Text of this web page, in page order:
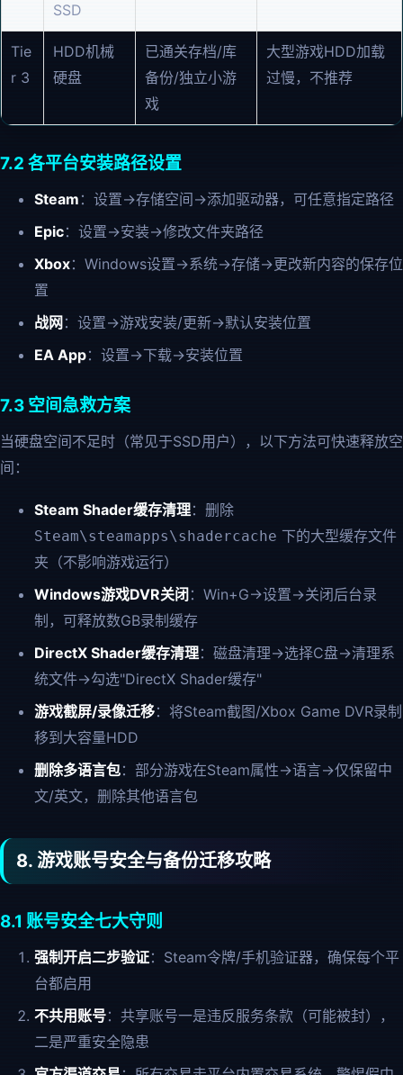
SSD
Tie
r 3
HDD机械
硬盘
已通关存档/库
备份/独立小游
戏
大型游戏HDD加载
过慢，不推荐
7.2 各平台安装路径设置
Steam ：设置→存储空间→添加驱动器，可任意指定路径
Epic：设置→安装→修改文件夹路径
Xbox：Windows设置→系统→存储→更改新内容的保存位
置
战网 ：设置→游戏安装/更新→默认安装位置
EA App：设置→下载→安装位置
7.3 空间急救方案
当硬盘空间不足时（常见于SSD用户），以下方法可快速释放空
间：
Steam Shader缓存清理：删除
Steam\steamapps\shadercache 下的大型缓存文件
夹（不影响游戏运行）
Windows游戏DVR关闭 ：Win+G→设置→关闭后台录
制，可释放数GB录制缓存
DirectX Shader缓存清理：磁盘清理→选择C盘→清理系
统文件→勾选"DirectX Shader缓存"
游戏截屏/录像迁移：将Steam截图/Xbox Game DVR录制
移到大容量HDD
删除多语言包：部分游戏在Steam属性→语言→仅保留中
文/英文，删除其他语言包
8. 游戏账号安全与备份迁移攻略
8.1 账号安全七大守则
强制开启二步验证：Steam令牌/手机验证器，确保每个平
台都启用
不共用账号：共享账号一是违反服务条款（可能被封），
二是严重安全隐患